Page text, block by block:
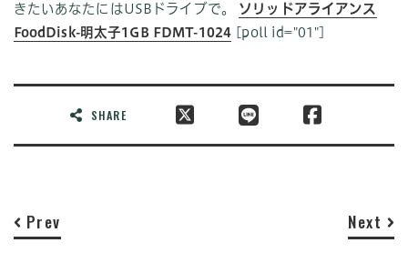
きたいあなたにはUSBドライブで。 ソリッドアライアンス
FoodDisk-明太子1GB FDMT-1024 [poll id="01"]
SHARE
Prev Next